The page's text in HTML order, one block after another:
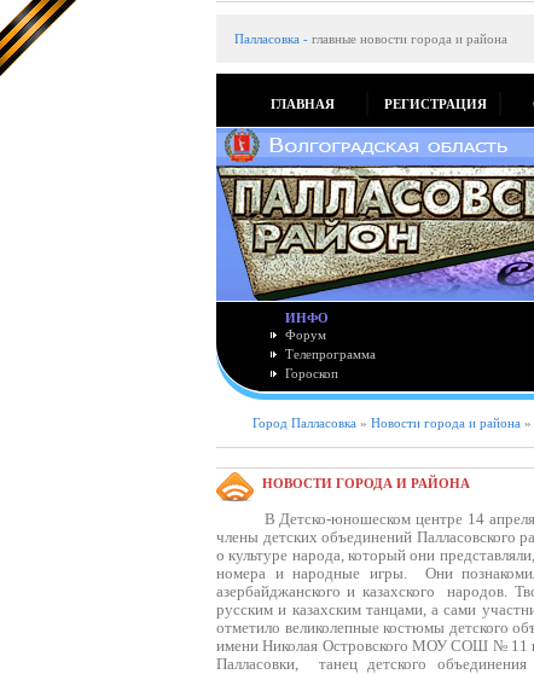
Палласовка - главные новости города и района
ГЛАВНАЯ РЕГИСТРАЦИЯ
ИНФО
Форум
Телепрограмма
Гороскоп
Город Палласовка » Новости города и района
НОВОСТИ ГОРОДА И РАЙОНА
В Детско-юношеском центре 14
члены детских объединений Палласовского
о культуре народа, который они
номера и народные игры.
Они
азербайджанского и казахского
народов.
русским и казахским танцами, а сами
отметило великолепные костюмы детского
имени Николая Островского МОУ СОШ № 11
Палласовки,
танец детского